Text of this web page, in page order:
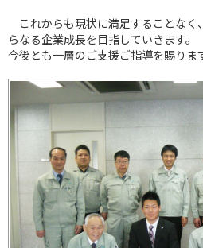
これからも現状に満足することなく
らなる企業成長を目指していきます。
今後とも一層のご支援ご指導を賜りま